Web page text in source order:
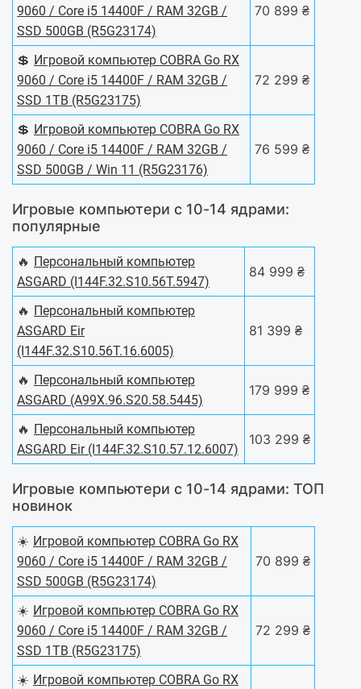
9060 / Core i5 14400F / RAM 32GB /
SSD 500GB (R5G23174)
70 899 ₴
💲 Игровой компьютер COBRA Go RX
9060 / Core i5 14400F / RAM 32GB /
SSD 1TB (R5G23175)
72 299 ₴
💲 Игровой компьютер COBRA Go RX
9060 / Core i5 14400F / RAM 32GB /
SSD 500GB / Win 11 (R5G23176)
76 599 ₴
Игровые компьютери с 10-14 ядрами:
популярные
🔥 Персональный компьютер
ASGARD (I144F.32.S10.56T.5947)
84 999 ₴
🔥 Персональный компьютер
ASGARD Eir
(I144F.32.S10.56T.16.6005)
81 399 ₴
🔥 Персональный компьютер
ASGARD (A99X.96.S20.58.5445)
179 999 ₴
🔥 Персональный компьютер
ASGARD Eir (I144F.32.S10.57.12.6007)
103 299 ₴
Игровые компьютери с 10-14 ядрами: ТОП
новинок
☀️ Игровой компьютер COBRA Go RX
9060 / Core i5 14400F / RAM 32GB /
SSD 500GB (R5G23174)
70 899 ₴
☀️ Игровой компьютер COBRA Go RX
9060 / Core i5 14400F / RAM 32GB /
SSD 1TB (R5G23175)
72 299 ₴
☀️ Игровой компьютер COBRA Go RX